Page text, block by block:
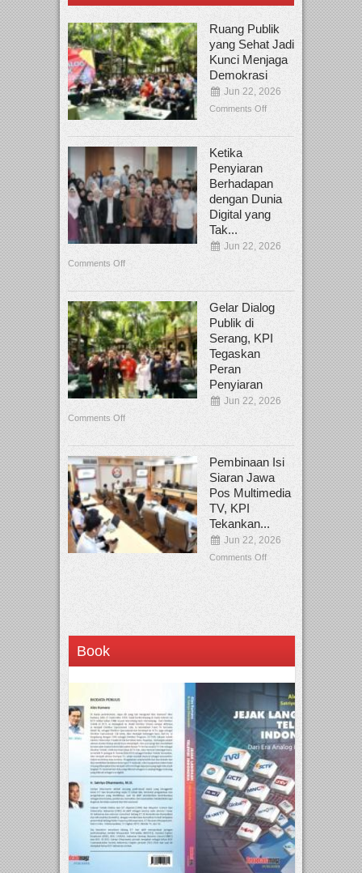
Ruang Publik
yang Sehat Jadi
Kunci Menjaga
Demokrasi
Jun 22, 2026
Comments Off
Ketika
Penyiaran
Berhadapan
dengan Dunia
Digital yang
Tak...
Jun 22, 2026
Comments Off
Gelar Dialog
Publik di
Serang, KPI
Tegaskan
Peran
Penyiaran
Jun 22, 2026
Comments Off
Pembinaan Isi
Siaran Jawa
Pos Multimedia
TV, KPI
Tekankan...
Jun 22, 2026
Comments Off
Book